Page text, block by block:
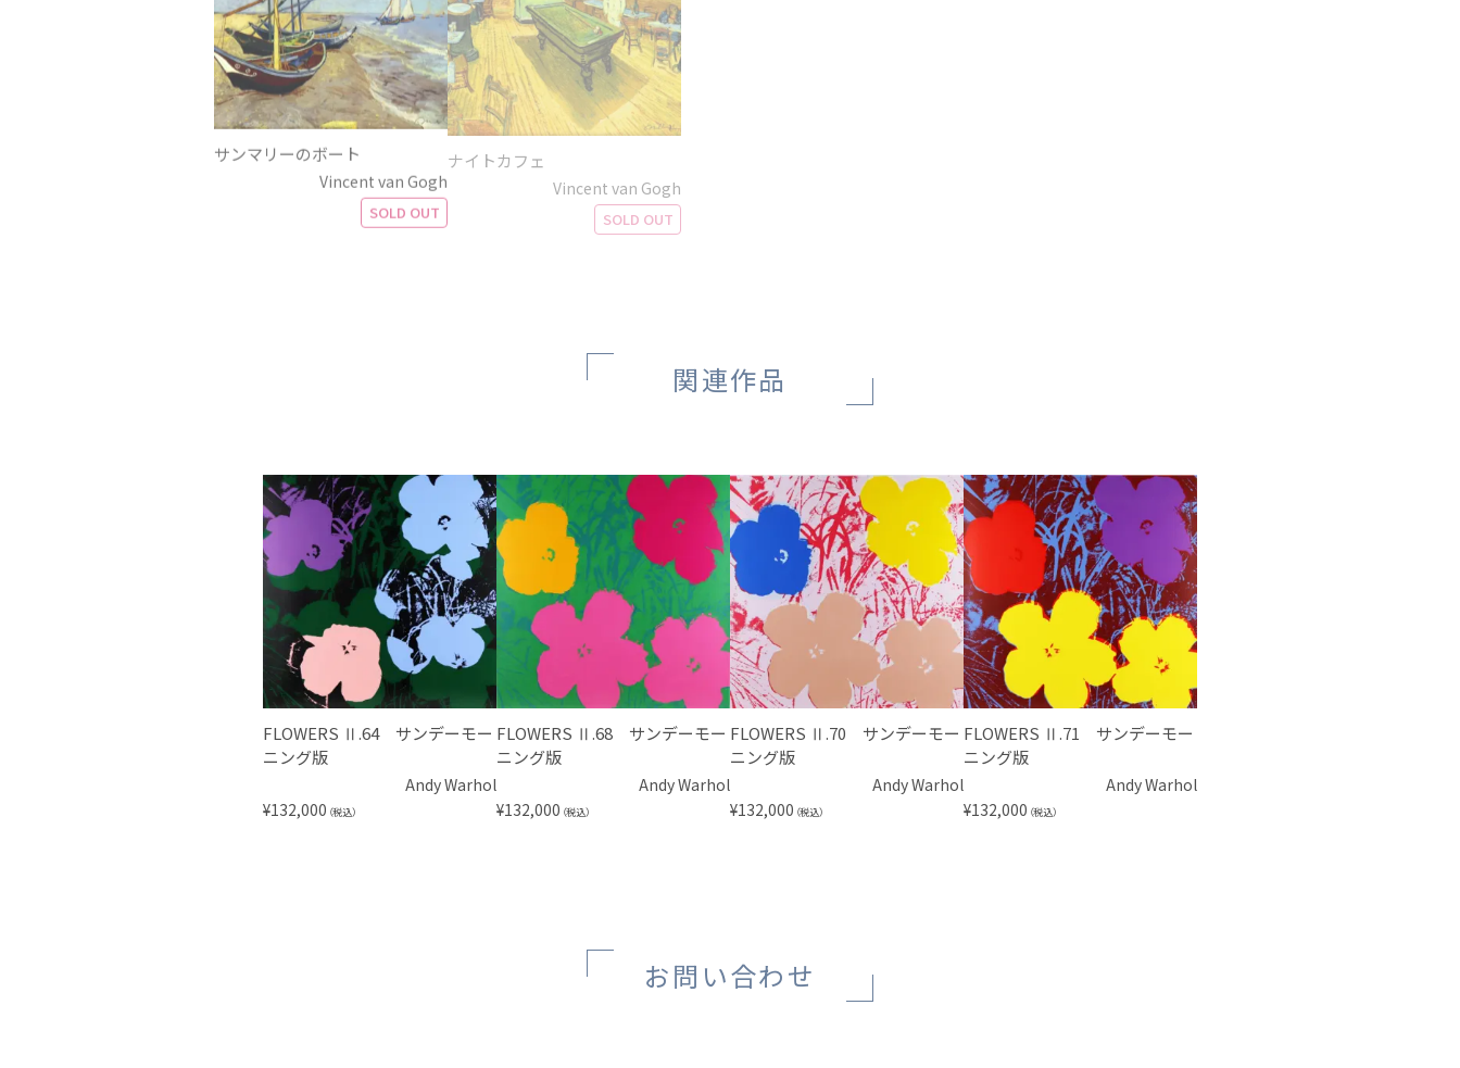
サンマリーのボート
Vincent van Gogh
SOLD OUT SOLD OUT
関連作品
FLOWERS Ⅱ.64 サンデーモー
ニング版
Andy Warhol
¥132,000 （税込）
FLOWERS Ⅱ.68 サンデーモー
ニング版
Andy Warhol
¥132,000 （税込）
FLOWERS Ⅱ.70 サンデーモー
ニング版
Andy Warhol
¥132,000 （税込）
FLOWERS Ⅱ.71 サンデーモー
ニング版
Andy Warhol
¥132,000 （税込）
お問い合わせ